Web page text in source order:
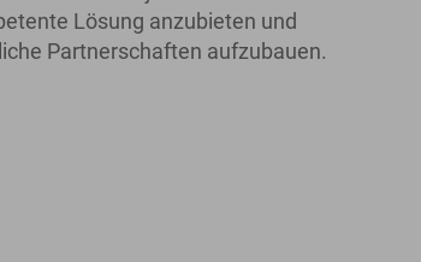
Lösung anzubieten und
Partnerschaften aufzubauen.